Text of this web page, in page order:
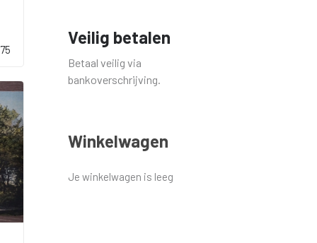
Veilig betalen
Betaal veilig via
bankoverschrijving.
Winkelwagen
Je winkelwagen is leeg